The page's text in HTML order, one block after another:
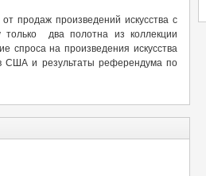
продаж произведений искусства с
два полотна из коллекции
спроса на произведения искусства
США и результаты референдума по